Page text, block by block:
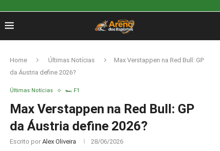
Home Últimas Notícias
Max Verstappen na Red Bull: GP
da Áustria define 2026?
Últimas Notícias 🏎️ F1
Max Verstappen na Red Bull: GP
da Áustria define 2026?
Escrito por Alex Oliveira 28/06/2026